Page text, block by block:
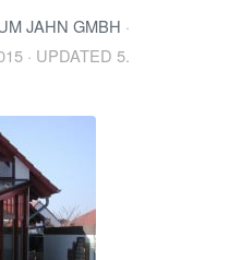
JAHN GMBH ·
· UPDATED 5.